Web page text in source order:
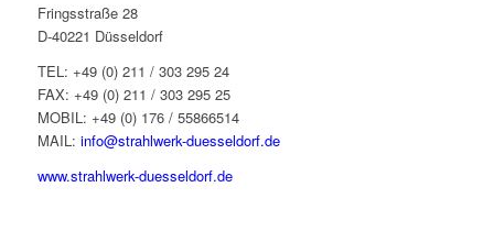
Fringsstraße 28
D-40221 Düsseldorf
TEL: +49 (0) 211 / 303 295 24
FAX: +49 (0) 211 / 303 295 25
MOBIL: +49 (0) 176 / 55866514
MAIL: info@strahlwerk-duesseldorf.de
www.strahlwerk-duesseldorf.de